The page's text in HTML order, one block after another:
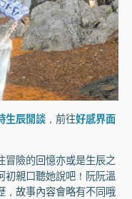
生辰閒談，前往好感界面
險的回憶亦或是生辰之
初親口聽她說吧！阮阮溫
，故事內容會略有不同哦